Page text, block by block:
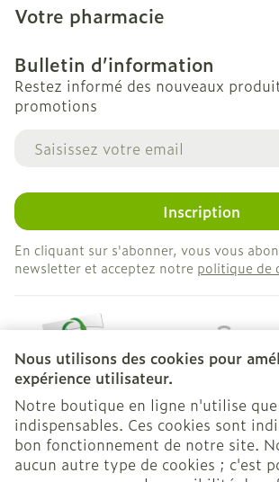
Nous utilisons des cookies pour
expérience utilisateur.
Notre boutique en ligne n'utilise que
indispensables. Ces cookies sont
bon fonctionnement de notre site.
aucun autre type de cookies ; c'est
Votre pharmacie
Bulletin d’information
Restez informé des nouveaux
promotions
Adresse mail
Inscription
En cliquant sur s'abonner, vous vous
newsletter et acceptez notre politique de
Liens légaux